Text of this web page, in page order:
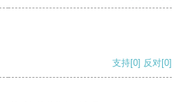
支持[0] 反对[0]